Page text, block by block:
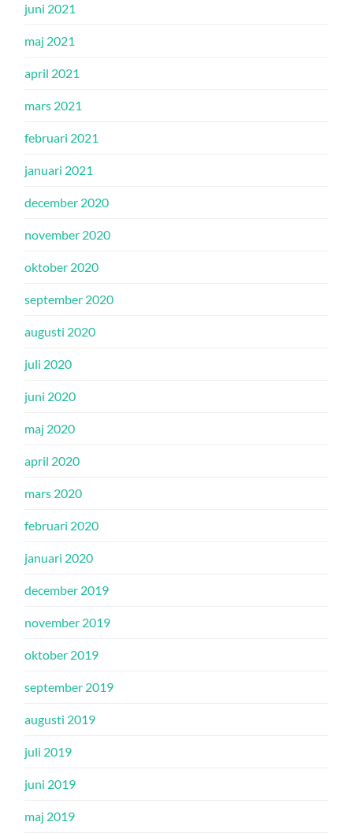
juni 2021
maj 2021
april 2021
mars 2021
februari 2021
januari 2021
december 2020
november 2020
oktober 2020
september 2020
augusti 2020
juli 2020
juni 2020
maj 2020
april 2020
mars 2020
februari 2020
januari 2020
december 2019
november 2019
oktober 2019
september 2019
augusti 2019
juli 2019
juni 2019
maj 2019